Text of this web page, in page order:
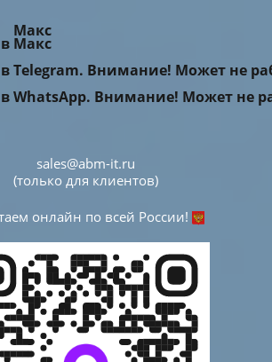
Макс
Макс
Telegram. Внимание! Может не
WhatsApp. Внимание! Может не
sales@abm-it.ru
(только для клиентов)
онлайн по всей России!